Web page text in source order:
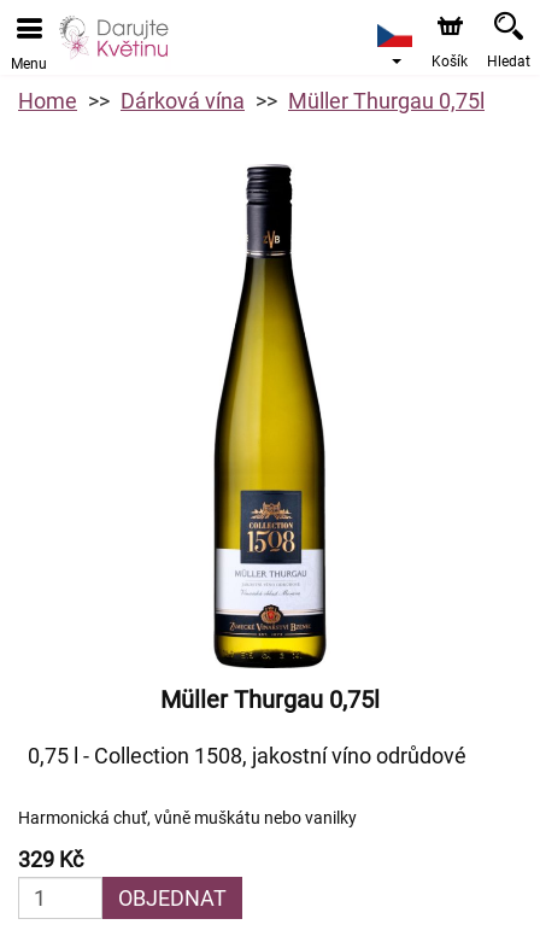
Menu Košík Hledat
Home Dárková vína Müller Thurgau 0,75l
Müller Thurgau 0,75l
0,75 l - Collection 1508, jakostní víno odrůdové
Harmonická chuť, vůně muškátu nebo vanilky
329 Kč
OBJEDNAT